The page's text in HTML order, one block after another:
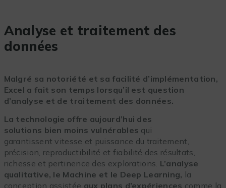
Analyse et traitement des
données
Malgré sa notoriété et sa facilité d’implémentation,
Excel a fait son temps lorsqu’il est question
d’analyse et de traitement des données.
La technologie offre aujourd’hui des
solutions bien moins vulnérables qui
garantissent vitesse et puissance du traitement,
précision, reproductibilité et fiabilité des résultats,
richesse et pertinence des explorations. L’analyse
qualitative, le Machine et le Deep Learning, la
conception assistée aux plans d’expériences comme la